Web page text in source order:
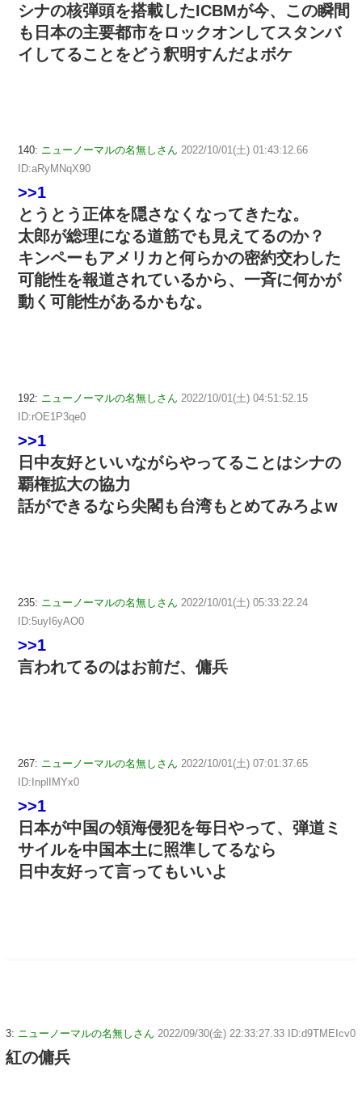
シナの核弾頭を搭載したICBMが今、この瞬間
も日本の主要都市をロックオンしてスタンバ
イしてることをどう釈明すんだよボケ
140: ニューノーマルの名無しさん 2022/10/01(土) 01:43:12.66
ID:aRyMNqX90
>>1
とうとう正体を隠さなくなってきたな。
太郎が総理になる道筋でも見えてるのか？
キンペーもアメリカと何らかの密約交わした
可能性を報道されているから、一斉に何かが
動く可能性があるかもな。
192: ニューノーマルの名無しさん 2022/10/01(土) 04:51:52.15
ID:rOE1P3qe0
>>1
日中友好といいながらやってることはシナの
覇権拡大の協力
話ができるなら尖閣も台湾もとめてみろよw
235: ニューノーマルの名無しさん 2022/10/01(土) 05:33:22.24
ID:5uyI6yAO0
>>1
言われてるのはお前だ、傭兵
267: ニューノーマルの名無しさん 2022/10/01(土) 07:01:37.65
ID:InplIMYx0
>>1
日本が中国の領海侵犯を毎日やって、弾道ミ
サイルを中国本土に照準してるなら
日中友好って言ってもいいよ
3: ニューノーマルの名無しさん 2022/09/30(金) 22:33:27.33 ID:d9TMEIcv0
紅の傭兵